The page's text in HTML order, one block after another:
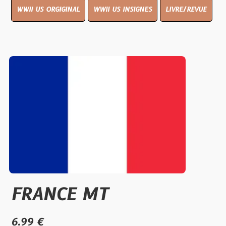
WWII US ORGIGINAL WWII US INSIGNES LIVRE/REVUE
FRANCE MT
6.99 €